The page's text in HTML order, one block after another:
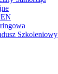
Szkoleniowy